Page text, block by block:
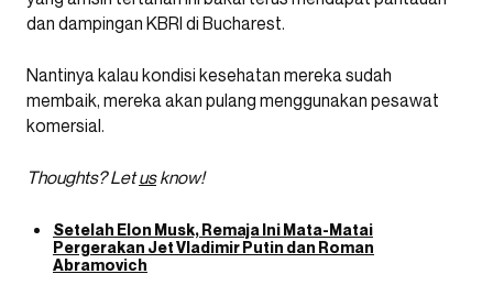
dan dampingan KBRI di Bucharest.
Nantinya kalau kondisi kesehatan mereka sudah
membaik, mereka akan pulang menggunakan pesawat
komersial.
Thoughts? Letusknow!
Setelah Elon Musk, Remaja Ini Mata-Matai
Pergerakan Jet Vladimir Putin dan Roman
Abramovich